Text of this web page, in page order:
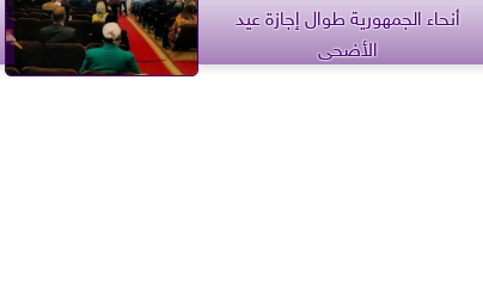
أنحاء الجمهورية طوال إجازة عيد
الأضحى